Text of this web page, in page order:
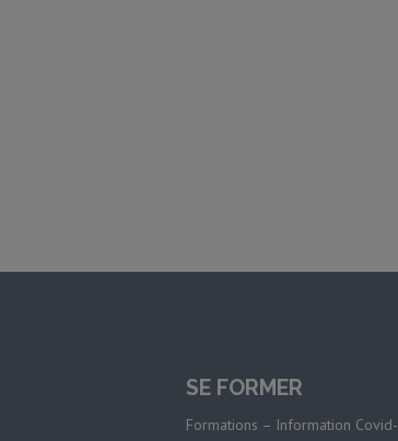
SE FORMER
Formations – Information